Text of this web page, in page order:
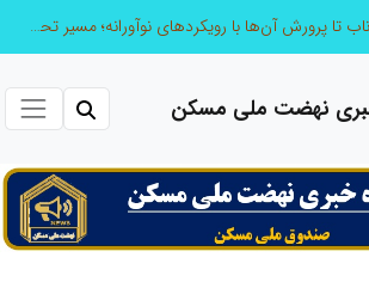
از کشف استعدادهای ناب تا پرورش آن‌ها با رویکردهای نوآورانه؛ مسیر تحول‌آفرین شنای ایران در سطح جهانی
خبری نهضت ملی مسکن